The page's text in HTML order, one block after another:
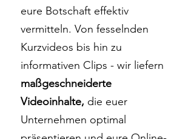
eure Botschaft effektiv
vermitteln. Von fesselnden
Kurzvideos bis hin zu
informativen Clips - wir liefern
maßgeschneiderte
Videoinhalte, die euer
Unternehmen optimal